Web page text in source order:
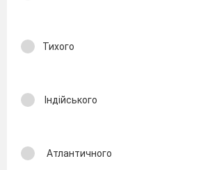
Тихого
Індійського
Атлантичного